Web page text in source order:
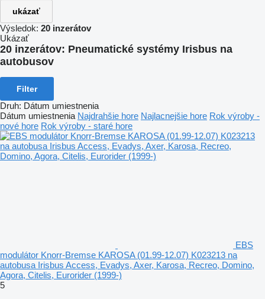
ukázať
Výsledok: 20 inzerátov
Ukázať
20 inzerátov: Pneumatické systémy Irisbus na
autobusov
Filter
Druh: Dátum umiestnenia
Dátum umiestnenia Najdrahšie hore Najlacnejšie hore Rok výroby -
nové hore Rok výroby - staré hore
EBS
modulátor Knorr-Bremse KAROSA (01.99-12.07) K023213 na
autobusa Irisbus Access, Evadys, Axer, Karosa, Recreo, Domino,
Agora, Citelis, Eurorider (1999-)
5